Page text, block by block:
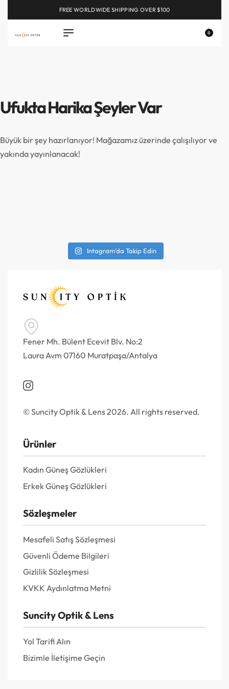
FREE WORLDWIDE SHIPPING OVER $100
0
Ufukta Harika Şeyler Var
Büyük bir şey hazırlanıyor! Mağazamız üzerinde çalışılıyor ve
yakında yayınlanacak!
Intagram'da Takip Edin
Fener Mh. Bülent Ecevit Blv. No:2
Laura Avm 07160 Muratpaşa/Antalya
© Suncity Optik & Lens 2026. All rights reserved.
Ürünler
Kadın Güneş Gözlükleri
Erkek Güneş Gözlükleri
Sözleşmeler
Mesafeli Satış Sözleşmesi
Güvenli Ödeme Bilgileri
Gizlilik Sözleşmesi
KVKK Aydınlatma Metni
Suncity Optik & Lens
Yol Tarifi Alın
Bizimle İletişime Geçin